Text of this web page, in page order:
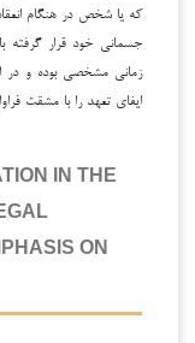
که یا شخص در هنگام
جسمانی خود قرار گرفته
زمانی مشخصی بوده و در
ایفای تعهد را با مشقت
IN THE
ON